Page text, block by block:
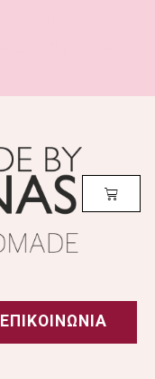
ΕΠΙΚΟΙΝΩΝΙΑ